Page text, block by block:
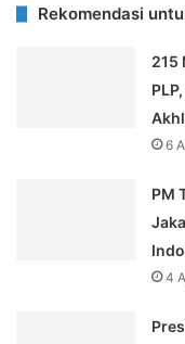
Rekomendasi
215
6
PM
4